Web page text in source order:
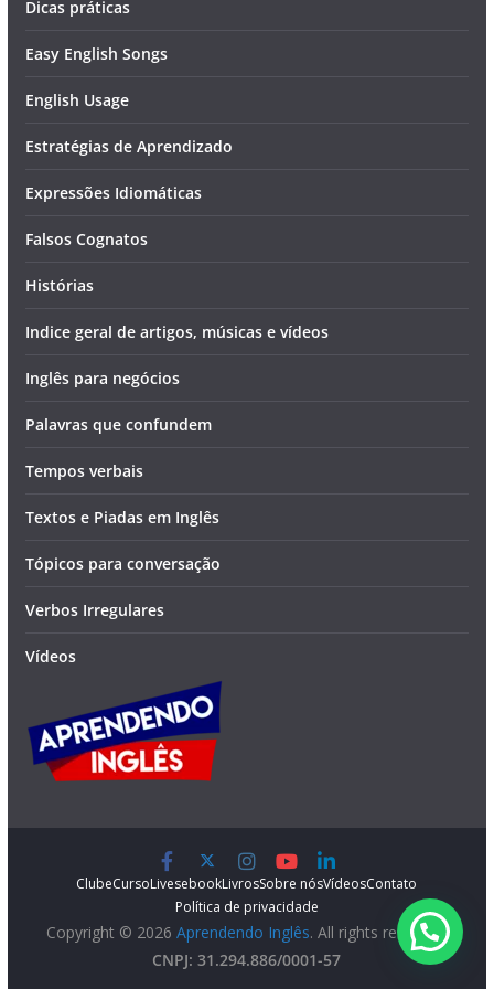
Dicas práticas
Easy English Songs
English Usage
Estratégias de Aprendizado
Expressões Idiomáticas
Falsos Cognatos
Histórias
Indice geral de artigos, músicas e vídeos
Inglês para negócios
Palavras que confundem
Tempos verbais
Textos e Piadas em Inglês
Tópicos para conversação
Verbos Irregulares
Vídeos
ClubeCursoLivesebookLivrosSobre nósVídeosContato
Política de privacidade
Copyright © 2026 Aprendendo Inglês. All rights reserved.
CNPJ: 31.294.886/0001-57